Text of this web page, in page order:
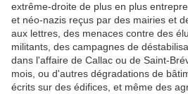
extrême-droite de plus en plus
et néo-nazis reçus par des mairies et
aux lettres, des menaces contre des
militants , des campagnes de
dans l'affaire de Callac ou de Saint-
mois, ou d'autres dégradations de
écrits sur des édifices, et même des